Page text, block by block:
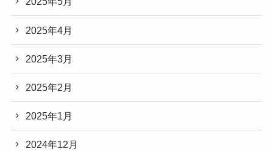
2025年4月
2025年3月
2025年2月
2025年1月
2024年12月